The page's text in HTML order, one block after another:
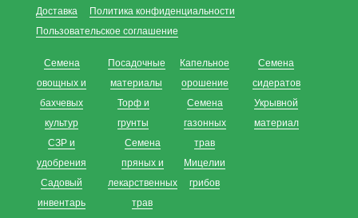
Доставка
Политика конфиденциальности
Пользовательское соглашение
Семена
овощных и
бахчевых
культур
СЗР и
удобрения
Садовый
инвентарь
Посадочные
материалы
Торф и
грунты
Семена
пряных и
лекарственных
трав
Капельное
орошение
Семена
газонных
трав
Мицелии
грибов
Семена
сидератов
Укрывной
материал